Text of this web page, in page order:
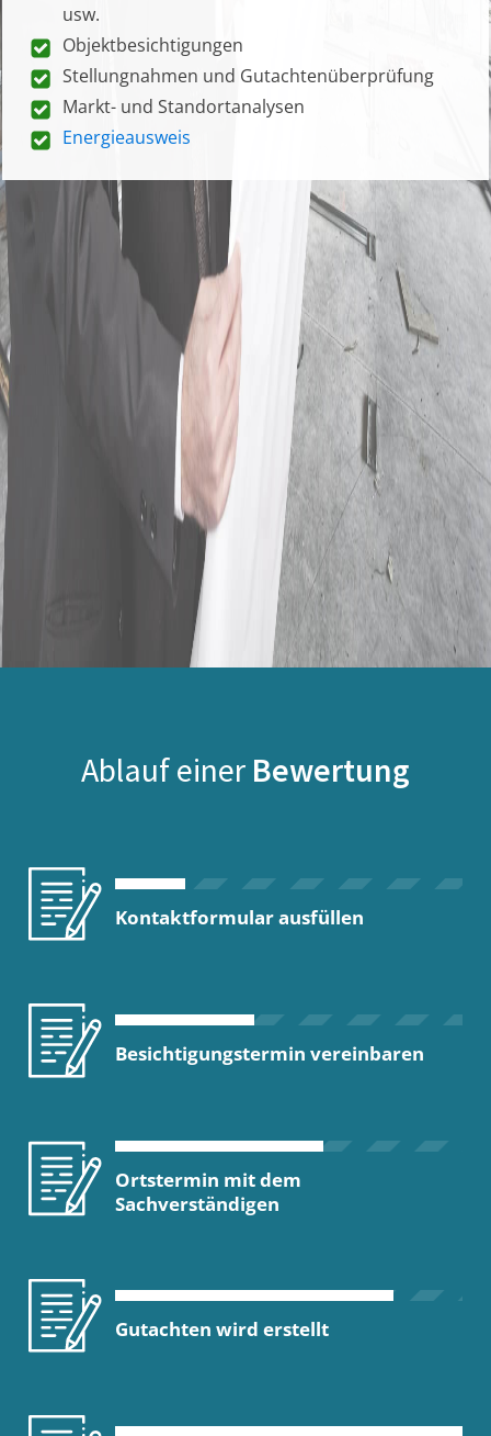
usw.
Objektbesichtigungen
Stellungnahmen und Gutachtenüberprüfung
Markt- und Standortanalysen
Energieausweis
Ablauf einer Bewertung
Kontaktformular ausfüllen
Besichtigungstermin vereinbaren
Ortstermin mit dem
Sachverständigen
Gutachten wird erstellt